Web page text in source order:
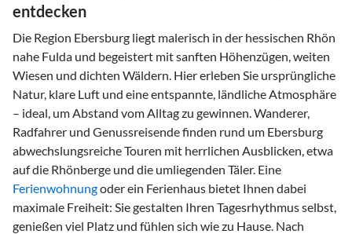
entdecken
Die Region Ebersburg liegt malerisch in der hessischen Rhön
nahe Fulda und begeistert mit sanften Höhenzügen, weiten
Wiesen und dichten Wäldern. Hier erleben Sie ursprüngliche
Natur, klare Luft und eine entspannte, ländliche Atmosphäre
– ideal, um Abstand vom Alltag zu gewinnen. Wanderer,
Radfahrer und Genussreisende finden rund um Ebersburg
abwechslungsreiche Touren mit herrlichen Ausblicken, etwa
auf die Rhönberge und die umliegenden Täler. Eine
Ferienwohnungoder ein Ferienhaus bietet Ihnen dabei
maximale Freiheit: Sie gestalten Ihren Tagesrhythmus selbst,
genießen viel Platz und fühlen sich wie zu Hause. Nach